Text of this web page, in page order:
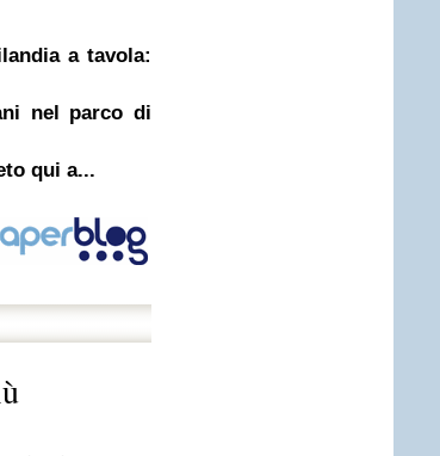
a tavola:
nel parco di
qui a...